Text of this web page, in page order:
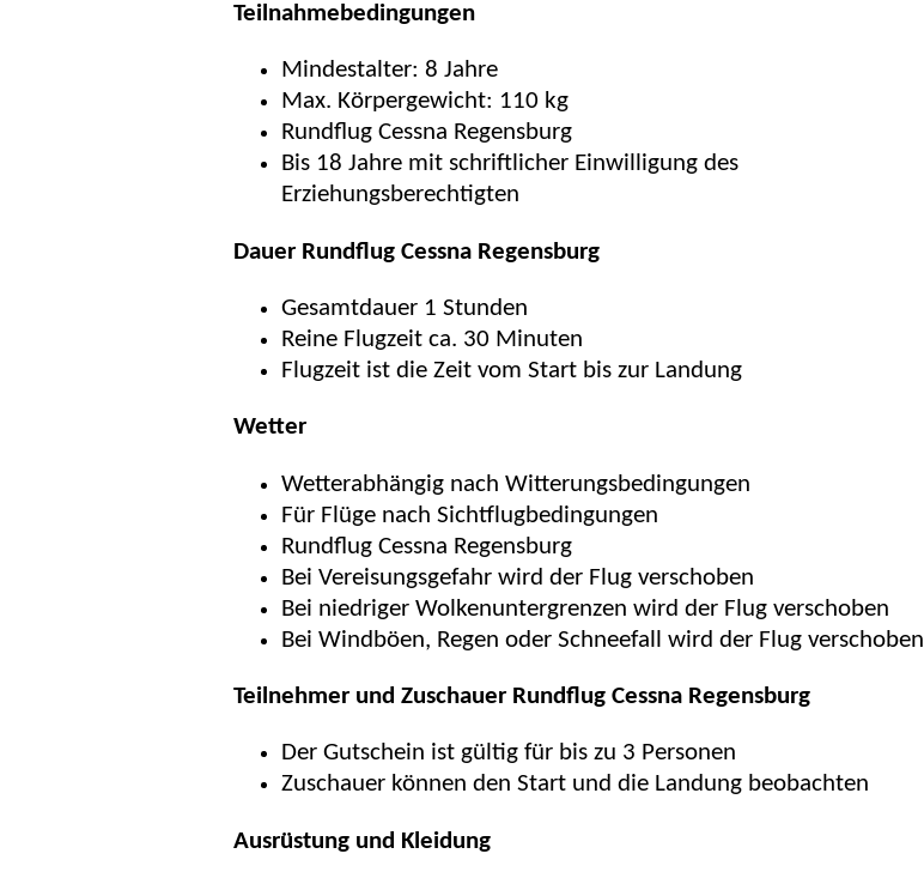
Teilnahmebedingungen
Mindestalter: 8 Jahre
Max. Körpergewicht: 110 kg
Rundflug Cessna Regensburg
Bis 18 Jahre mit schriftlicher Einwilligung des
Erziehungsberechtigten
Dauer Rundflug Cessna Regensburg
Gesamtdauer 1 Stunden
Reine Flugzeit ca. 30 Minuten
Flugzeit ist die Zeit vom Start bis zur Landung
Wetter
Wetterabhängig nach Witterungsbedingungen
Für Flüge nach Sichtflugbedingungen
Rundflug Cessna Regensburg
Bei Vereisungsgefahr wird der Flug verschoben
Bei niedriger Wolkenuntergrenzen wird der Flug verschoben
Bei Windböen, Regen oder Schneefall wird der Flug verschoben
Teilnehmer und Zuschauer Rundflug Cessna Regensburg
Der Gutschein ist gültig für bis zu 3 Personen
Zuschauer können den Start und die Landung beobachten
Ausrüstung und Kleidung